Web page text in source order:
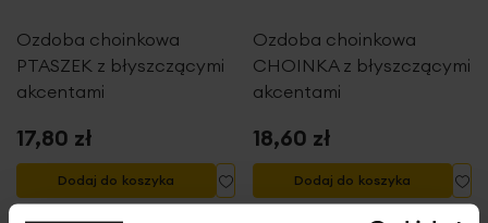
do listy życzeń
Ozdoba choinkowa
PTASZEK z błyszczącymi
akcentami
17,80 zł
Dodaj do koszyka Dodaj do listy życzeń
Ozdoba choinkowa
CHOINKA z błyszczącymi
akcentami
18,60 zł
Dodaj do koszyka